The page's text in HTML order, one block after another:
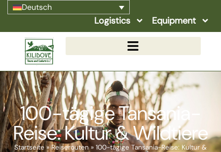
Deutsch
Logistics Equipment
100-tägige Tansania-
Reise: Kultur & Wildtiere
Startseite»Reiserouten» 100-tägige Tansania-Reise: Kultur &